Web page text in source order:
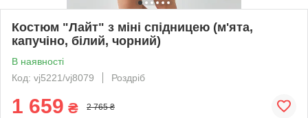
Костюм "Лайт" з міні спідницею (м'ята,
капучіно, білий, чорний)
В наявності
Код: vj5221/vj8079
Роздріб
1 659 ₴ 2 765 ₴